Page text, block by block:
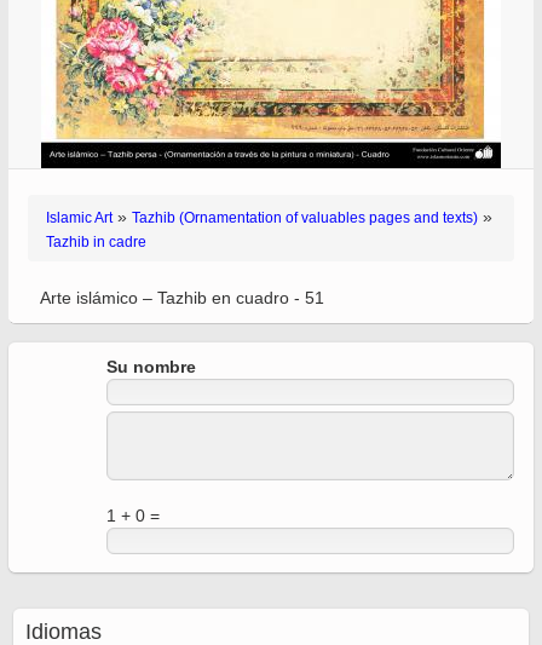
Islamic Art» Tazhib (Ornamentation of valuables pages and texts) »
Tazhib in cadre
Arte islámico – Tazhib en cuadro - 51
Su nombre
1 + 0 =
Idiomas